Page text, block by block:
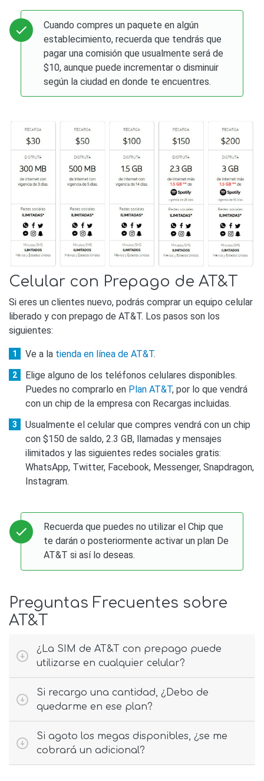
Cuando compres un paquete en algún
establecimiento, recuerda que tendrás que
pagar una comisión que usualmente será de
$10, aunque puede incrementar o disminuir
según la ciudad en donde te encuentres.
Celular con Prepago de AT&T
Si eres un clientes nuevo, podrás comprar un equipo celular
liberado y con prepago de AT&T. Los pasos son los
siguientes:
Ve a la tienda en línea de AT&T.
Elige alguno de los teléfonos celulares disponibles.
Puedes no comprarlo en Plan AT&T, por lo que vendrá
con un chip de la empresa con Recargas incluidas.
Usualmente el celular que compres vendrá con un chip
con $150 de saldo, 2.3 GB, llamadas y mensajes
ilimitados y las siguientes redes sociales gratis:
WhatsApp, Twitter, Facebook, Messenger, Snapdragon,
Instagram.
Recuerda que puedes no utilizar el Chip que
te darán o posteriormente activar un plan De
AT&T si así lo deseas.
Preguntas Frecuentes sobre
AT&T
¿La SIM de AT&T con prepago puede
utilizarse en cualquier celular?
Si recargo una cantidad, ¿Debo de
quedarme en ese plan?
Si agoto los megas disponibles, ¿se me
cobrará un adicional?